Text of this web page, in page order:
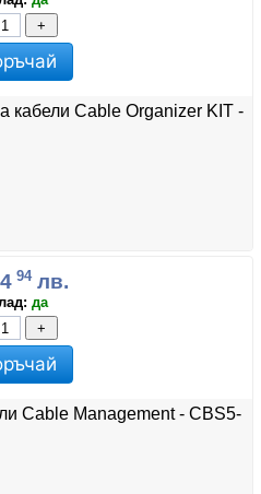
+
кабели Cable Organizer KIT -
94лв.
да
+
Cable Management - CBS5-